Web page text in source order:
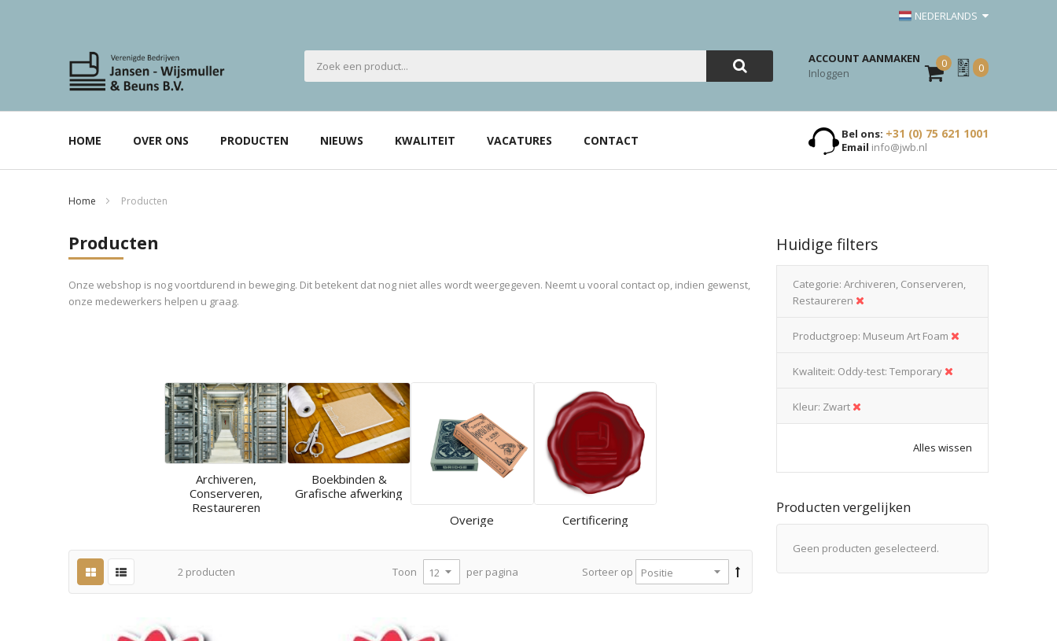
NEDERLANDS
ACCOUNT AANMAKEN
Inloggen
0
Mijn
Offerte
0
HOME OVER ONS PRODUCTEN NIEUWS KWALITEIT VACATURES CONTACT Bel ons: +31 (0) 75 621 1001
Email info@jwb.nl
Home Producten
Producten
Onze webshop is nog voortdurend in beweging. Dit betekent dat nog niet alles wordt weergegeven. Neemt u vooral contact op, indien gewenst,
onze medewerkers helpen u graag.
Archiveren,
Conserveren,
Restaureren
Boekbinden &
Grafische afwerking
Overige
Certificering
2 producten Sorteer op
Toon per pagina
Huidige filters
Categorie Archiveren, Conserveren,
Restaureren
Productgroep Museum Art Foam
Kwaliteit Oddy-test: Temporary
Kleur Zwart
Alles wissen
Producten vergelijken
Geen producten geselecteerd.